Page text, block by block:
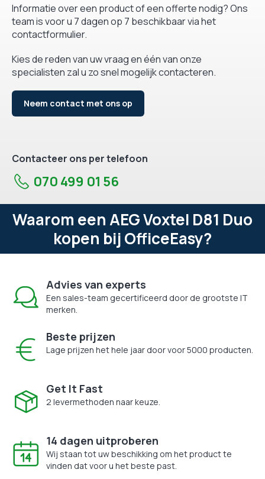
Informatie over een product of een offerte nodig? Ons
team is voor u 7 dagen op 7 beschikbaar via het
contactformulier.
Kies de reden van uw vraag en één van onze
specialisten zal u zo snel mogelijk contacteren.
Neem contact met ons op
Contacteer ons per telefoon
070 499 01 56
Waarom een AEG Voxtel D81 Duo
kopen bij OfficeEasy?
Advies van experts
Een sales-team gecertificeerd door de grootste IT
merken.
Beste prijzen
Lage prijzen het hele jaar door voor 5000 producten.
Get It Fast
2 levermethoden naar keuze.
14 dagen uitproberen
Wij staan tot uw beschikking om het product te
vinden dat voor u het beste past.